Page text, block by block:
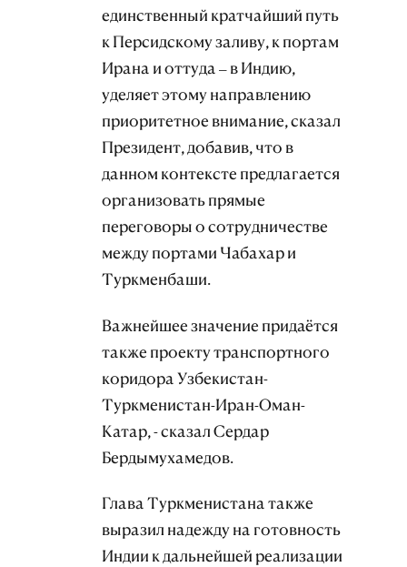
единственный кратчайший путь
к Персидскому заливу, к портам
Ирана и оттуда – в Индию,
уделяет этому направлению
приоритетное внимание, сказал
Президент, добавив, что в
данном контексте предлагается
организовать прямые
переговоры о сотрудничестве
между портами Чабахар и
Туркменбаши.
Важнейшее значение придаётся
также проекту транспортного
коридора Узбекистан-
Туркменистан-Иран-Оман-
Катар, - сказал Сердар
Бердымухамедов.
Глава Туркменистана также
выразил надежду на готовность
Индии к дальнейшей реализации